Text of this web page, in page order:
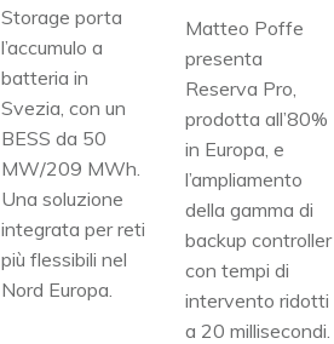
Storage porta
l’accumulo a
batteria in
Svezia, con un
BESS da 50
MW/209 MWh.
Una soluzione
integrata per reti
più flessibili nel
Nord Europa.
Matteo Poffe
presenta
Reserva Pro,
prodotta all’80%
in Europa, e
l’ampliamento
della gamma di
backup controller
con tempi di
intervento ridotti
a 20 millisecondi.